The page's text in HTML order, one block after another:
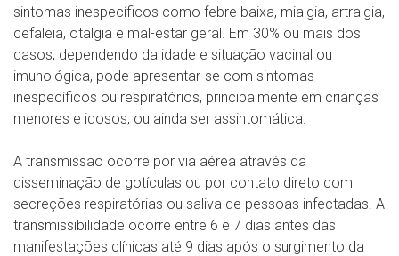
sintomas inespecíficos como febre baixa, mialgia, artralgia,
cefaleia, otalgia e mal-estar geral. Em 30% ou mais dos
casos, dependendo da idade e situação vacinal ou
imunológica, pode apresentar-se com sintomas
inespecíficos ou respiratórios, principalmente em crianças
menores e idosos, ou ainda ser assintomática.
A transmissão ocorre por via aérea através da
disseminação de gotículas ou por contato direto com
secreções respiratórias ou saliva de pessoas infectadas. A
transmissibilidade ocorre entre 6 e 7 dias antes das
manifestações clínicas até 9 dias após o surgimento da